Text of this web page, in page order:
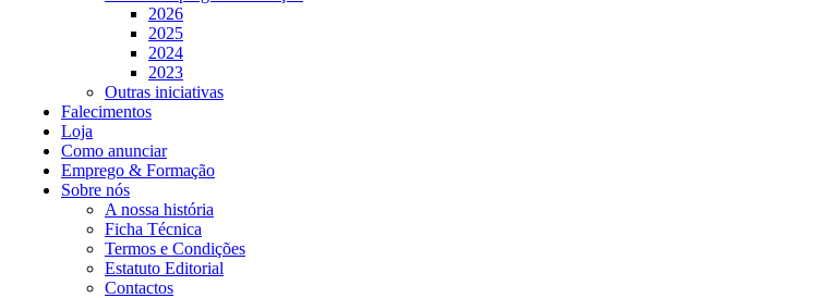
2026
2025
2024
2023
Outras iniciativas
Falecimentos
Loja
Como anunciar
Emprego & Formação
Sobre nós
A nossa história
Ficha Técnica
Termos e Condições
Estatuto Editorial
Contactos